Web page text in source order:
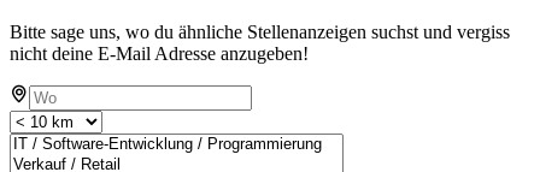
Bitte sage uns, wo du ähnliche Stellenanzeigen suchst und vergiss
nicht deine E-Mail Adresse anzugeben!